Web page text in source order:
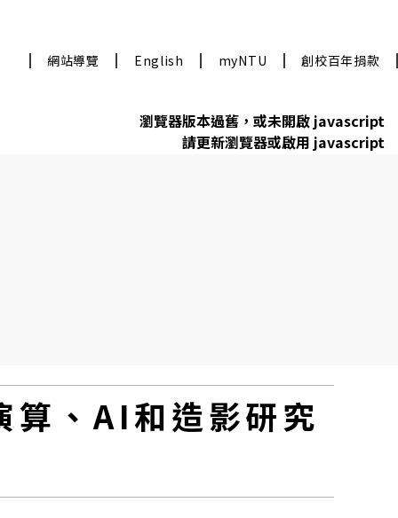
網站導覽 English myNTU 創校百年捐款
瀏覽器版本過舊，或未開啟 javascript
請更新瀏覽器或啟用 javascript
、AI和造影研究